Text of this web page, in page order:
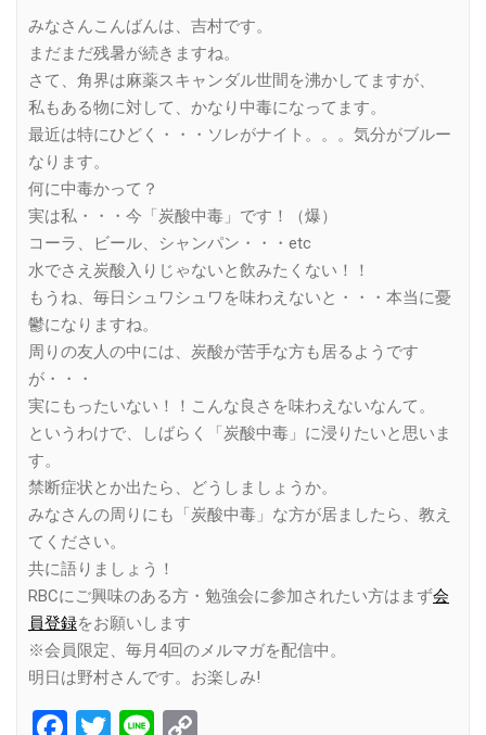
Link
みなさんこんばんは、吉村です。
まだまだ残暑が続きますね。
さて、角界は麻薬スキャンダル世間を沸かしてますが、
私もある物に対して、かなり中毒になってます。
最近は特にひどく・・・ソレがナイト。。。気分がブルー
なります。
何に中毒かって？
実は私・・・今「炭酸中毒」です！（爆）
コーラ、ビール、シャンパン・・・etc
水でさえ炭酸入りじゃないと飲みたくない！！
もうね、毎日シュワシュワを味わえないと・・・本当に憂
鬱になりますね。
周りの友人の中には、炭酸が苦手な方も居るようです
が・・・
実にもったいない！！こんな良さを味わえないなんて。
というわけで、しばらく「炭酸中毒」に浸りたいと思いま
す。
禁断症状とか出たら、どうしましょうか。
みなさんの周りにも「炭酸中毒」な方が居ましたら、教え
てください。
共に語りましょう！
RBCにご興味のある方・勉強会に参加されたい方はまず会
員登録をお願いします
※会員限定、毎月4回のメルマガを配信中。
明日は野村さんです。お楽しみ!